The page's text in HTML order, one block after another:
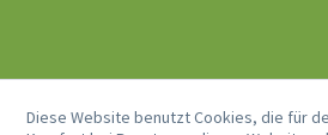
Diese Website benutzt Cookies, die für